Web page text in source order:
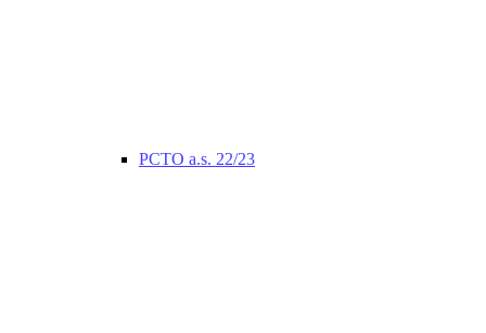
PCTO a.s. 22/23